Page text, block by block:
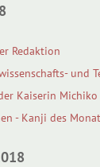
Redaktion
und
Kaiserin Michiko
- Kanji des